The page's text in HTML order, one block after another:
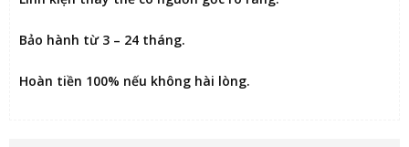
Bảo hành từ 3 – 24 tháng.
Hoàn tiền 100% nếu không hài lòng.